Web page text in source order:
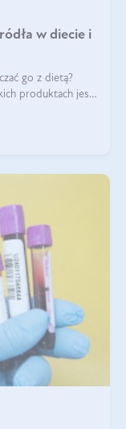
w diecie i
go z dietą?
produktach jest